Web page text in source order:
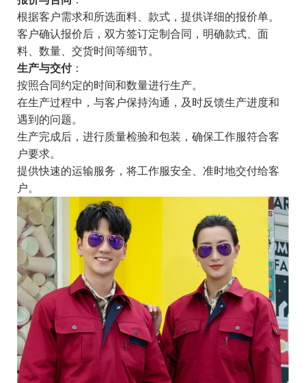
根据客户需求和所选面料、款式，提供详细的报价单。
客户确认报价后，双方签订定制合同，明确款式、面
料、数量、交货时间等细节。
生产与交付：
按照合同约定的时间和数量进行生产。
在生产过程中，与客户保持沟通，及时反馈生产进度和
遇到的问题。
生产完成后，进行质量检验和包装，确保工作服符合客
户要求。
提供快速的运输服务，将工作服安全、准时地交付给客
户。